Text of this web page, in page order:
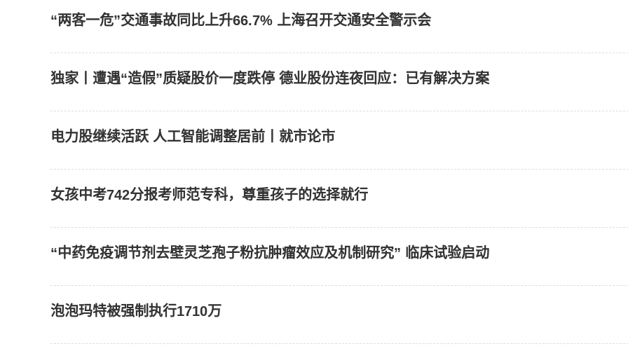
“两客一危”交通事故同比上升66.7% 上海召开交通安全警示会
独家丨遭遇“造假”质疑股价一度跌停 德业股份连夜回应：已有解决方案
电力股继续活跃 人工智能调整居前丨就市论市
女孩中考742分报考师范专科，尊重孩子的选择就行
“中药免疫调节剂去壁灵芝孢子粉抗肿瘤效应及机制研究” 临床试验启动
泡泡玛特被强制执行1710万